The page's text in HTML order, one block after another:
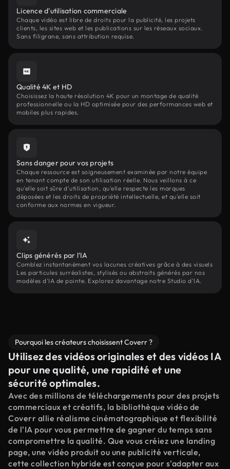
Licence d'utilisation commerciale
Chaque vidéo est libre de droits pour la publicité, les projets
clients, les sites web et les publications sur les réseaux sociaux.
Sans filigrane, sans attribution requise.
Qualité 4K et HD
Choisissez la haute résolution 4K pour un montage de qualité
professionnelle ou la HD optimisée pour des performances web et
mobiles plus rapides.
Sans danger pour vos projets
Chaque ressource est soigneusement examinée par notre équipe
en tenant compte de son utilisation réelle. Nous veillons à ce
qu'elle soit sûre d'utilisation, qu'elle respecte les marques
déposées et les droits de propriété intellectuelle, et qu'elle soit
conforme aux normes en vigueur.
Clips générés par l'IA
Comblez instantanément vos lacunes créatives grâce à des visuels
Les particules surréalistes, stylisés ou abstraits générés par nos
modèles d'IA de pointe. Explorez davantage notre Studio d'IA.
Pourquoi les créateurs choisissent Coverr ?
Utilisez des vidéos originales et des vidéos IA
pour une qualité, une rapidité et une
sécurité optimales.
Avec des millions de téléchargements pour des projets
commerciaux et créatifs, la bibliothèque vidéo de
Coverr allie réalisme cinématographique et flexibilité
de l'IA pour vous permettre de gagner du temps sans
compromettre la qualité. Que vous créiez une landing
page, une vidéo produit ou une publicité verticale,
cette collection hybride est conçue pour s'adapter aux